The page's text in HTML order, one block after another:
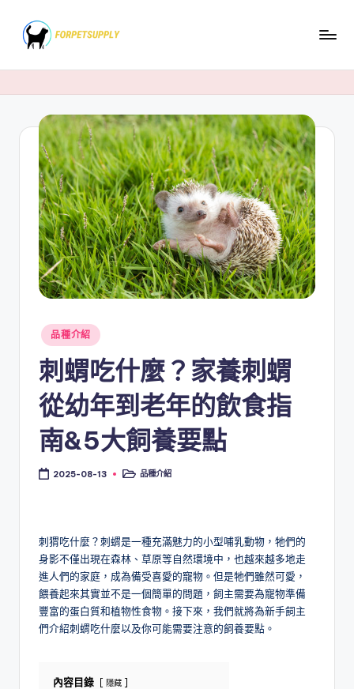
content
Posted
in
品種介紹
刺蝟吃什麼？家養刺蝟
從幼年到老年的飲食指
南&5大飼養要點
2025-08-13
Posted品種介紹
刺猬吃什麼？刺蝟是一種充滿魅力的小型哺乳動物，牠們的
身影不僅出現在森林、草原等自然環境中，也越來越多地走
進人們的家庭，成為備受喜愛的寵物。但是牠們雖然可愛，
餵養起來其實並不是一個簡單的問題，飼主需要為寵物準備
豐富的蛋白質和植物性食物。接下來，我們就將為新手飼主
們介紹刺蝟吃什麼以及你可能需要注意的飼養要點。
內容目錄 隱藏